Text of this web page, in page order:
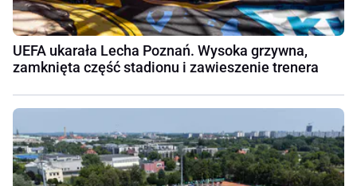
UEFA ukarała Lecha Poznań. Wysoka grzywna,
zamknięta część stadionu i zawieszenie trenera